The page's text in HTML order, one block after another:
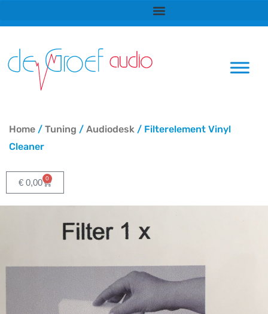
naar
inhoud
Home / Tuning / Audiodesk / Filterelement Vinyl
Cleaner
€ 0,00 0
Winkelwagen